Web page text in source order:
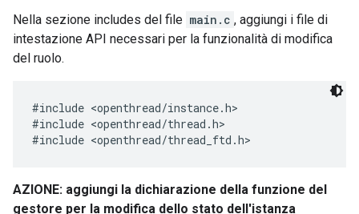
Nella sezione includes del file main.c , aggiungi i file di
intestazione API necessari per la funzionalità di modifica
del ruolo.
#include <openthread/instance.h>
#include <openthread/thread.h>
AZIONE: aggiungi la dichiarazione della funzione del
gestore per la modifica dello stato dell'istanza